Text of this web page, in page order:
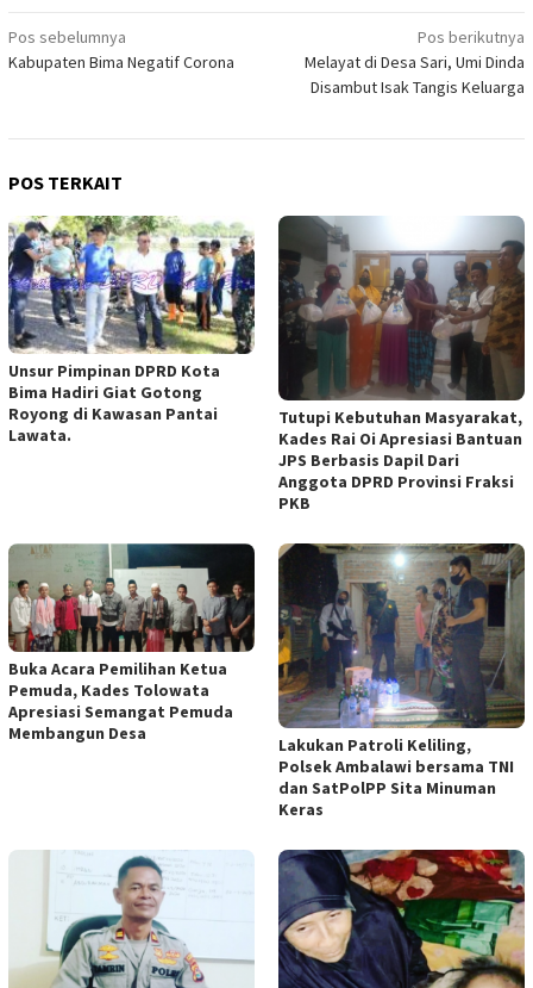
Navigasi
pos
Pos sebelumnya
Kabupaten Bima Negatif Corona
Pos berikutnya
Melayat di Desa Sari, Umi Dinda
Disambut Isak Tangis Keluarga
POS TERKAIT
Unsur Pimpinan DPRD Kota
Bima Hadiri Giat Gotong
Royong di Kawasan Pantai
Lawata.
Tutupi Kebutuhan Masyarakat,
Kades Rai Oi Apresiasi Bantuan
JPS Berbasis Dapil Dari
Anggota DPRD Provinsi Fraksi
PKB
Buka Acara Pemilihan Ketua
Pemuda, Kades Tolowata
Apresiasi Semangat Pemuda
Membangun Desa
Lakukan Patroli Keliling,
Polsek Ambalawi bersama TNI
dan SatPolPP Sita Minuman
Keras